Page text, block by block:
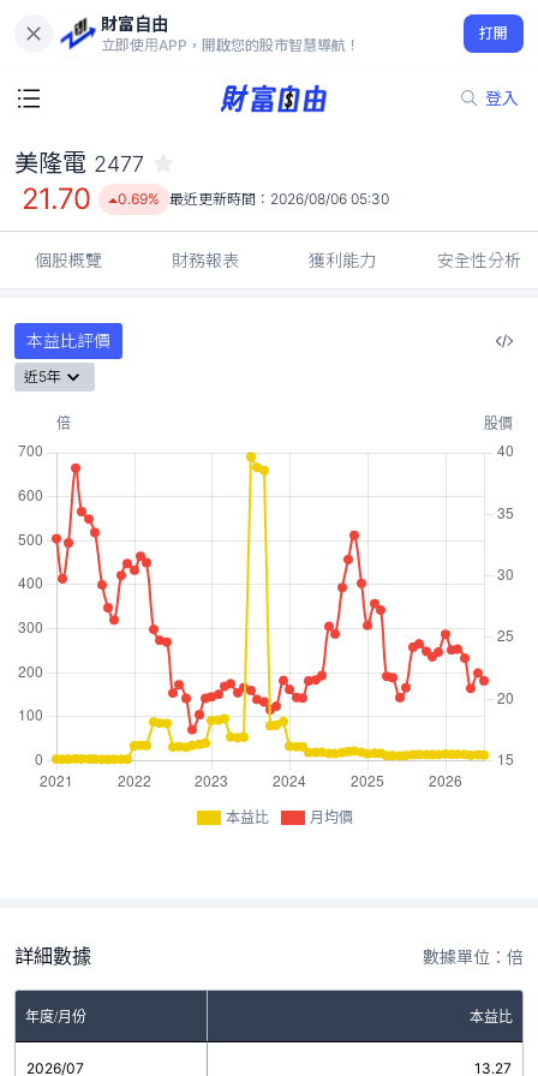
財富自由
立即使用APP，開啟您的股市智慧導航！
打開
登入
21.70
0.69%
美隆電 2477
21.70 0.69% 最近更新時間： 2026/08/06 05:30
個股概覽 財務報表 獲利能力 安全性分析
本益比評價
近5年
本益比 月均價
詳細數據 數據單位：倍
年度/月份 本益比
2026/07 13.27